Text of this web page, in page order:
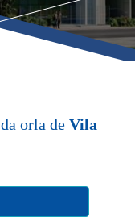
da orla de Vila